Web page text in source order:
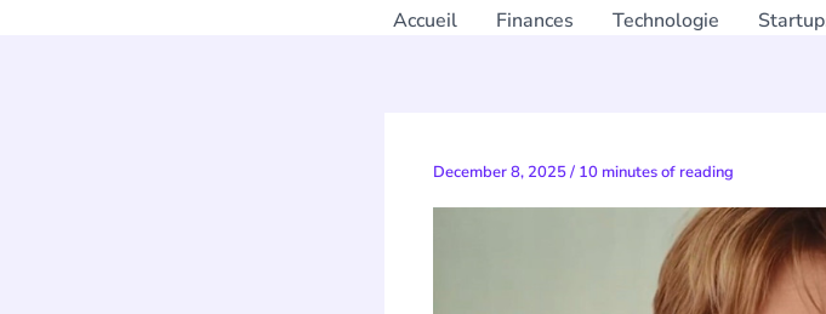
Accueil Finances Technologie
December 8, 2025/ 10 minutes of reading